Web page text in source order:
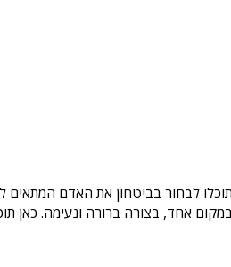
לבחור בביטחון את האדם המתאים
אחד, בצורה ברורה ונעימה. כאן